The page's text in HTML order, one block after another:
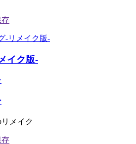
イク版-
リメイク